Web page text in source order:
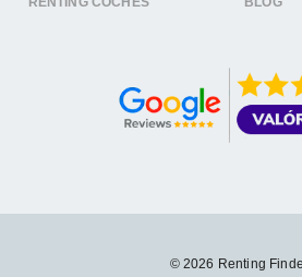
© 2026 Renting